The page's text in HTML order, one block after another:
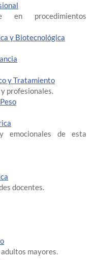
en procedimientos
y Biotecnológica
y Tratamiento
profesionales.
emocionales de esta
docentes.
mayores.